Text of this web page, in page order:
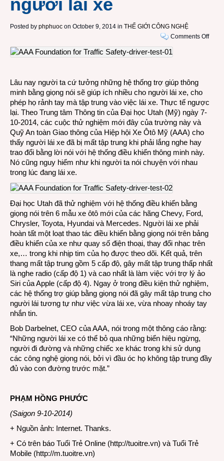
người lái xe
Posted by phphuoc on October 9, 2014 in THẾ GIỚI CÔNG NGHỆ
Comments Offon
giọng
Lâu nay người ta cứ tưởng những hệ thống trợ giúp thông
minh bằng giọng nói sẽ giúp ích nhiều cho người lái xe, cho
phép họ rảnh tay mà tập trung vào việc lái xe. Thực tế ngược
lại. Theo Trung tâm Thông tin của Đại học Utah (Mỹ) ngày 7-
10-2014, các cuộc thử nghiệm mới đây của trường này và
Quỹ An toàn Giao thông của Hiệp hội Xe Ôtô Mỹ (AAA) cho
thấy người lái xe đã bị mất tập trung khi phải lắng nghe hay
trao đổi bằng lời nói với hệ thống điều khiển thông minh này.
Nó cũng nguy hiểm như khi người ta nói chuyện với nhau
trong lúc đang lái xe.
Đại học Utah đã thử nghiệm với hệ thống điều khiển bằng
giọng nói trên 6 mẫu xe ôtô mới của các hãng Chevy, Ford,
Chrysler, Toyota, Hyundai và Mercedes. Người lái xe phải
hoàn tất một loạt thao tác điều khiển bằng giọng nói trên bảng
điều khiển của xe như quay số điện thoại, thay đổi nhạc trên
xe,… trong khi nhịp tim của họ được theo dõi. Kết quả, trên
thang mất tập trung gồm 5 cấp độ, gây mất tập trung thấp nhất
là nghe radio (cấp độ 1) và cao nhất là làm việc với trợ lý ảo
Siri của Apple (cấp độ 4). Ngay ở trong điều kiện thử nghiệm,
các hệ thống trợ giúp bằng giọng nói đã gây mất tập trung cho
người lái tương tự như việc vừa lái xe, vừa nhoay nhoáy tay
nhắn tin.
Bob Darbelnet, CEO của AAA, nói trong một thông cáo rằng:
“Những người lái xe có thể bỏ qua những biển hiệu ngừng,
người đi đường và những chiếc xe khác trong khi sử dụng
các công nghệ giọng nói, bởi vì đầu óc họ không tập trung đầy
đủ vào con đường trước mặt.”
PHẠM HỒNG PHƯỚC
(Saigon 9-10-2014)
+ Nguồn ảnh: Internet. Thanks.
+ Có trên báo Tuổi Trẻ Online (http://tuoitre.vn) và Tuổi Trẻ
Mobile (http://m.tuoitre.vn)